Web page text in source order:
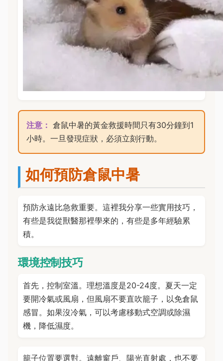
注意： 倉鼠中暑的黃金救援時間只有30分鐘到1
小時。一旦發現症狀，必須立刻行動。
如何預防倉鼠中暑
預防永遠比急救重要。這裡我分享一些實用技巧，
有些是我從獸醫那裡學來的，有些是多年經驗累
積。
環境控制技巧
首先，控制室溫。理想溫度是20-24度。夏天一定
要開冷氣或風扇，但風扇不要直吹籠子，以免倉鼠
感冒。如果沒冷氣，可以考慮移動式空調或除濕
機，降低濕度。
籠子位置要選對。遠離窗戶、陽光直射處，也不要